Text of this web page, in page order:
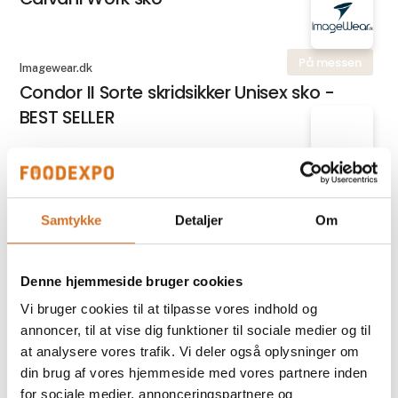
Samtykke Detaljer Om
Denne hjemmeside bruger cookies
Vi bruger cookies til at tilpasse vores indhold og
annoncer, til at vise dig funktioner til sociale medier og til
at analysere vores trafik. Vi deler også oplysninger om
din brug af vores hjemmeside med vores partnere inden
for sociale medier, annonceringspartnere og
På messen
Imagewear.dk
Condor II Sorte skridsikker Unisex sko -
BEST SELLER
På messen
DUO-Plissé – 2-i-1 insektnet og
plissegardin
Vang og Karlskov
Facadeskilte